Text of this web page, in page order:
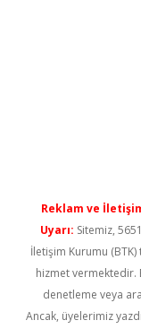
Reklam ve
Uyarı: Sitemiz,
İletişim Kurumu (BTK)
hizmet
denetleme veya
Ancak, üyelerimiz